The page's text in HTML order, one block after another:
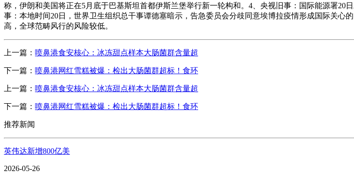
称，伊朗和美国将正在5月底于巴基斯坦首都伊斯兰堡举行新一轮构和。4、央视旧事：国际能源署20
事：本地时间20日，世界卫生组织总干事谭德塞暗示，告急委员会分歧同意埃博拉疫情形成国际关
高，全球范畴风行的风险较低。
上一篇： 喷鼻港食安核心：冰冻甜点样本大肠菌群含量超
下一篇： 喷鼻港网红雪糕被爆：检出大肠菌群超标！食环
上一篇： 喷鼻港食安核心：冰冻甜点样本大肠菌群含量超
下一篇： 喷鼻港网红雪糕被爆：检出大肠菌群超标！食环
推荐新闻
英伟达新增800亿美
2026-05-26